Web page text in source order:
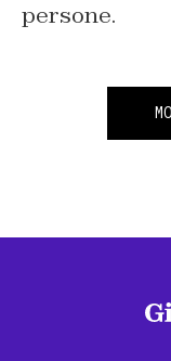
persone.